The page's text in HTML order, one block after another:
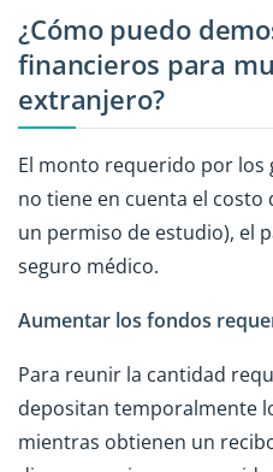
¿Cómo puedo
financieros para
extranjero?
El monto requerido por
no tiene en cuenta el costo
un permiso de estudio), el
seguro médico.
Aumentar los fondos
Para reunir la cantidad
depositan temporalmente
mientras obtienen un